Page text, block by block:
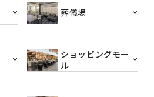
葬儀場
ショッピングモー
ル